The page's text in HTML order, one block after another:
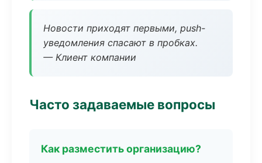
Новости приходят первыми, push-
уведомления спасают в пробках.
— Клиент компании
Часто задаваемые вопросы
Как разместить организацию?